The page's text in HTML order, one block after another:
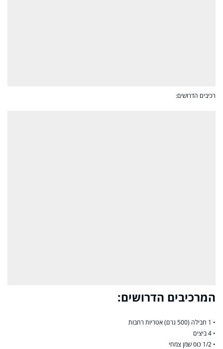
רכיבים הדרושים:
המרכיבים הדרושים:
• 1 חבילה (500 גרם) אטריות רחבות
• 4 ביצים
• 1/2 כוס שמן צמחי